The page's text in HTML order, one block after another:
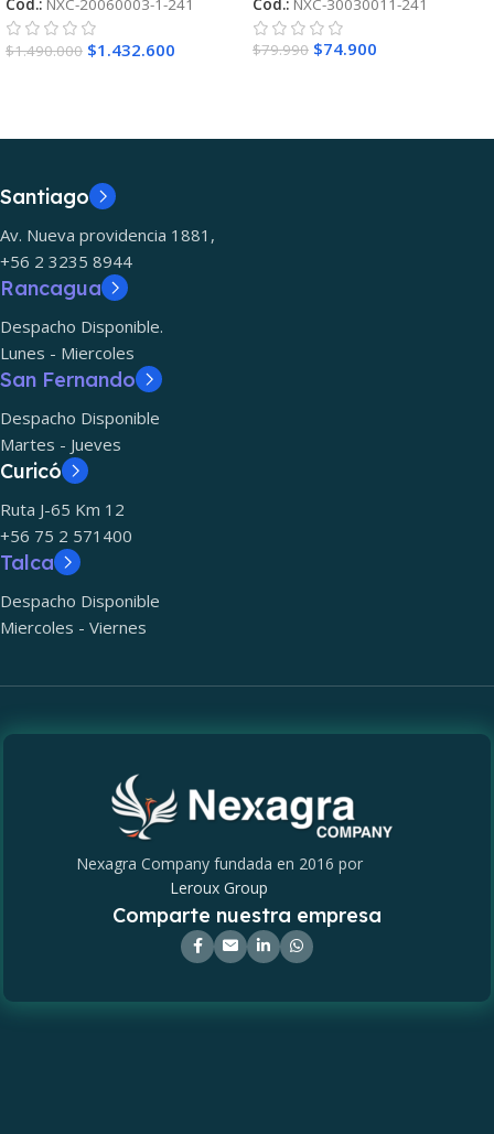
Cod.: NXC-20060003-1-241
$1.490.000 $1.432.600
Cod.: NXC-30030011-241
$79.990 $74.900
Santiago
Av. Nueva providencia 1881,
+56 2 3235 8944
Rancagua
Despacho Disponible.
Lunes - Miercoles
San Fernando
Despacho Disponible
Martes - Jueves
Curicó
Ruta J-65 Km 12
+56 75 2 571400
Talca
Despacho Disponible
Miercoles - Viernes
Nexagra Company fundada en 2016 por
Leroux Group
Comparte nuestra empresa